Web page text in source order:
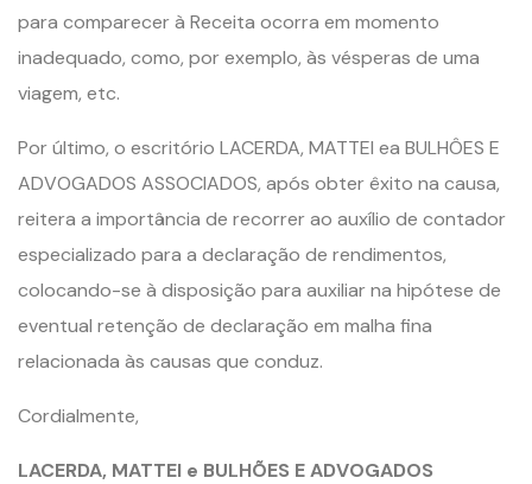
para comparecer à Receita ocorra em momento
inadequado, como, por exemplo, às vésperas de uma
viagem, etc.
Por último, o escritório LACERDA, MATTEI ea BULHÔES E
ADVOGADOS ASSOCIADOS, após obter êxito na causa,
reitera a importância de recorrer ao auxílio de contador
especializado para a declaração de rendimentos,
colocando-se à disposição para auxiliar na hipótese de
eventual retenção de declaração em malha fina
relacionada às causas que conduz.
Cordialmente,
LACERDA, MATTEI e BULHÕES E ADVOGADOS